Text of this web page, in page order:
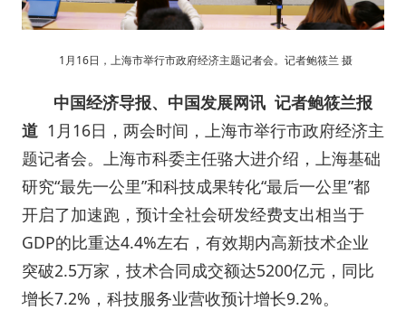
1月16日，上海市举行市政府经济主题记者会。记者鲍筱兰 摄
中国经济导报、中国发展网讯记者鲍筱兰报
道 1月16日，两会时间，上海市举行市政府经济主
题记者会。上海市科委主任骆大进介绍，上海基础
研究“最先一公里”和科技成果转化“最后一公里”都
开启了加速跑，预计全社会研发经费支出相当于
GDP的比重达4.4%左右，有效期内高新技术企业
突破2.5万家，技术合同成交额达5200亿元，同比
增长7.2%，科技服务业营收预计增长9.2%。